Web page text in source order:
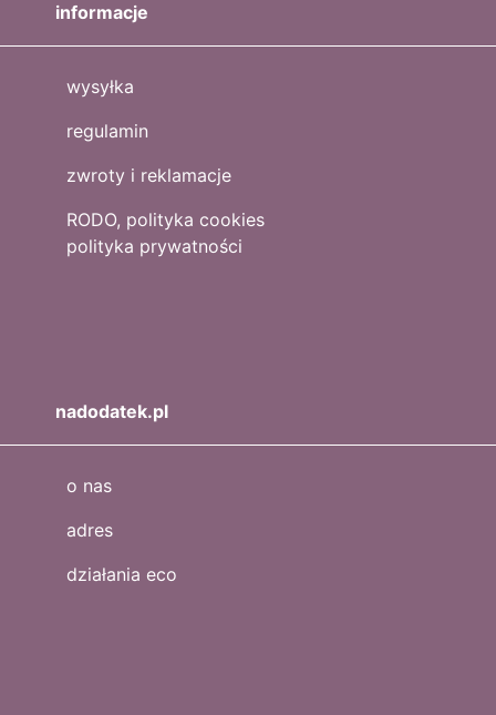
informacje
wysyłka
regulamin
zwroty i reklamacje
RODO, polityka cookies
polityka prywatności
nadodatek.pl
o nas
adres
działania eco